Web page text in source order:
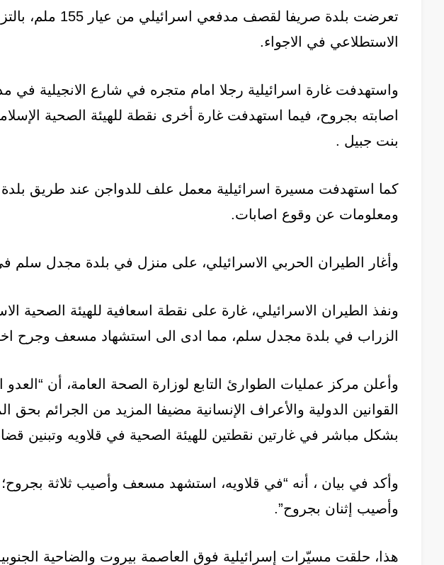
تعرضت بلدة صريفا لقصف
الاستطلاعي في الاجواء.
واستهدفت غارة اسرائيلية رجلا امام متجره في شارع الانجيلية في
اصابته بجروح، فيما استهدفت غارة أخرى نقطة للهيئة الصحية
بنت جبيل .
كما استهدفت مسيرة اسرائيلية معمل علف للدواجن عند طريق بلدة
ومعلومات عن وقوع اصابات.
وأغار الطيران الحربي الاسرائيلي، على منزل في بلدة مجدل سلم
ونفذ الطيران الاسرائيلي، غارة على نقطة اسعافية للهيئة الصحية
الزراب في بلدة مجدل سلم، مما ادى الى استشهاد مسعف وجرح
وأعلن مركز عمليات الطوارئ التابع لوزارة الصحة العامة، أن
القوانين الدولية والأعراف الإنسانية مضيفا المزيد من الجرائم
بشكل مباشر في غارتين نقطتين للهيئة الصحية في قلاويه وتبنين
وأكد في بيان ، أنه “في قلاويه، استشهد مسعف وأصيب ثلاثة
وأصيب إثنان بجروح”.
هذا، حلقت مسيّرات إسرائيلية فوق العاصمة بيروت والضاحية